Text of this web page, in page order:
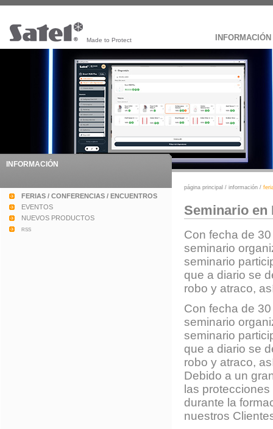
Made to Protect INFORMACIÓN
INFORMACIÓN
FERIAS / CONFERENCIAS / ENCUENTROS
EVENTOS
NUEVOS PRODUCTOS
rss
página principal / información /
Seminario en
Con fecha de
seminario
seminario
que a diario se
robo y atraco,
Con fecha de
seminario
seminario
que a diario se
robo y atraco,
Debido a un
las
durante la
nuestros